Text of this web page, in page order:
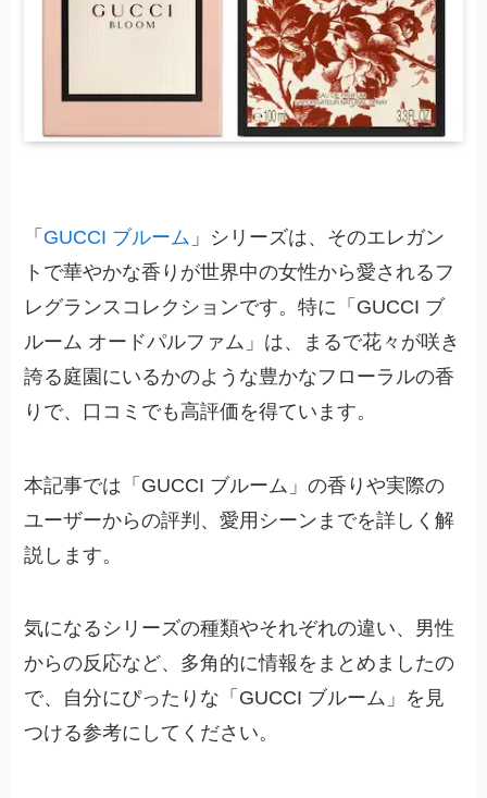
「 GUCCI ブルーム 」シリーズは、そのエレガン
トで華やかな香りが世界中の女性から愛されるフ
レグランスコレクションです。特に「GUCCI ブ
ルーム オードパルファム」は、まるで花々が咲き
誇る庭園にいるかのような豊かなフローラルの香
りで、口コミでも高評価を得ています。
本記事では「GUCCI ブルーム」の香りや実際の
ユーザーからの評判、愛用シーンまでを詳しく解
説します。
気になるシリーズの種類やそれぞれの違い、男性
からの反応など、多角的に情報をまとめましたの
で、自分にぴったりな「GUCCI ブルーム」を見
つける参考にしてください。